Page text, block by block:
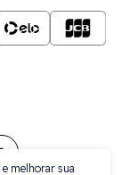
melhorar sua